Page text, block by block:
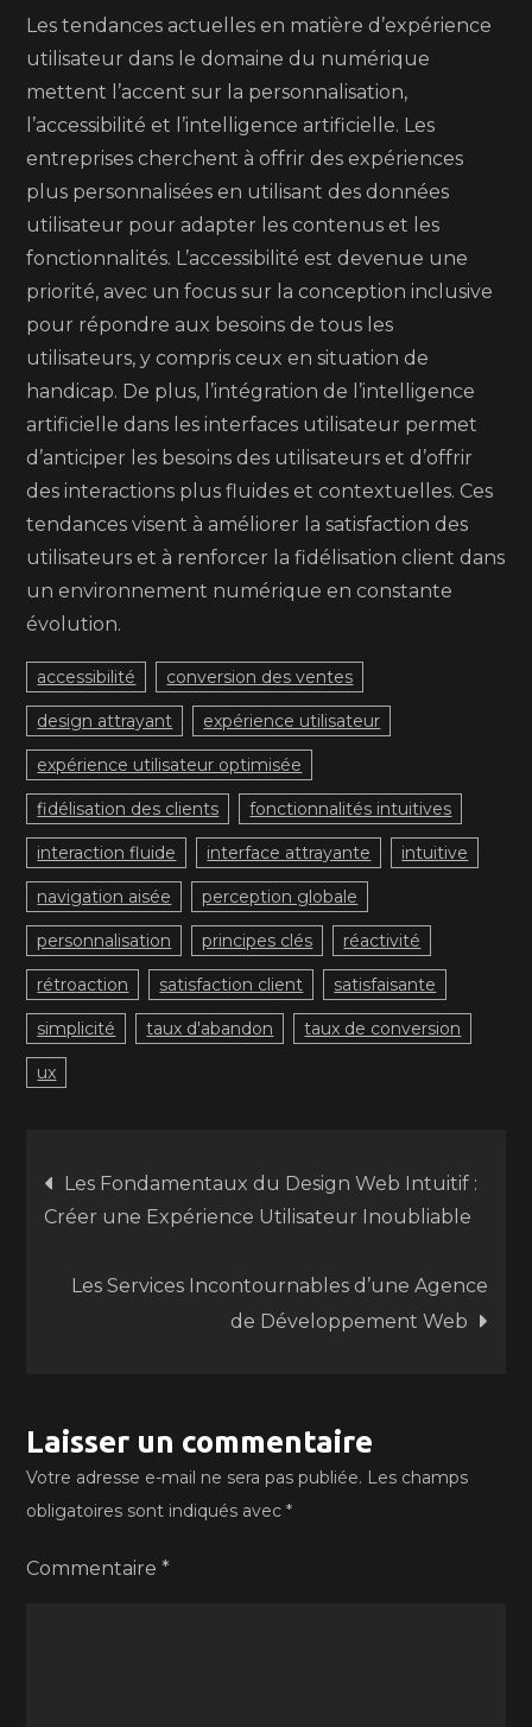
Les tendances actuelles en matière d’expérience
utilisateur dans le domaine du numérique
mettent l’accent sur la personnalisation,
l’accessibilité et l’intelligence artificielle. Les
entreprises cherchent à offrir des expériences
plus personnalisées en utilisant des données
utilisateur pour adapter les contenus et les
fonctionnalités. L’accessibilité est devenue une
priorité, avec un focus sur la conception inclusive
pour répondre aux besoins de tous les
utilisateurs, y compris ceux en situation de
handicap. De plus, l’intégration de l’intelligence
artificielle dans les interfaces utilisateur permet
d’anticiper les besoins des utilisateurs et d’offrir
des interactions plus fluides et contextuelles. Ces
tendances visent à améliorer la satisfaction des
utilisateurs et à renforcer la fidélisation client dans
un environnement numérique en constante
évolution.
accessibilité conversion des ventes
design attrayant expérience utilisateur
expérience utilisateur optimisée
fidélisation des clients fonctionnalités intuitives
interaction fluide interface attrayante intuitive
navigation aisée perception globale
personnalisation principes clés réactivité
rétroaction satisfaction client satisfaisante
simplicité taux d'abandon taux de conversion
ux
Navigation
de
l’article
Les Fondamentaux du Design Web Intuitif :
Créer une Expérience Utilisateur Inoubliable
Les Services Incontournables d’une Agence
de Développement Web
Laisser un commentaire
Votre adresse e-mail ne sera pas publiée. Les champs
obligatoires sont indiqués avec*
Commentaire*